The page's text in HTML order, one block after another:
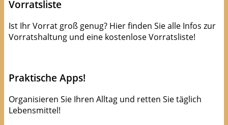
Vorratsliste
Ist Ihr Vorrat groß genug? Hier finden Sie alle Infos zur
Vorratshaltung und eine kostenlose Vorratsliste!
Praktische Apps!
Organisieren Sie Ihren Alltag und retten Sie täglich
Lebensmittel!